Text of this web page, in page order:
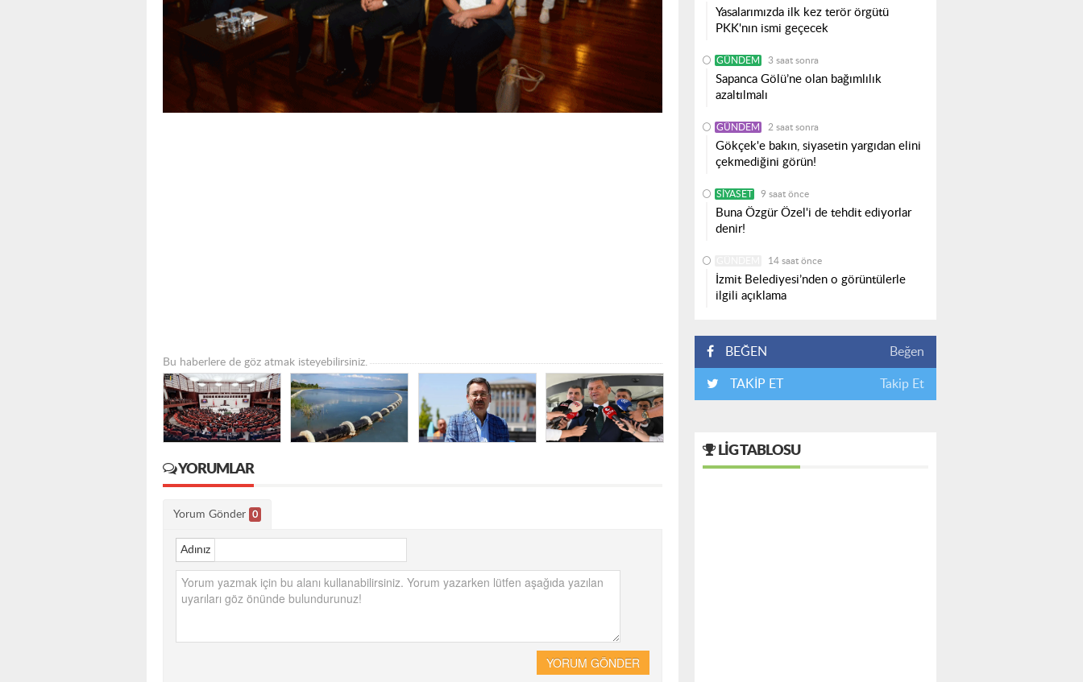
Bu haberlere de göz atmak isteyebilirsiniz.
YORUMLAR
Yorum Gönder 0
Adınız
YORUM GÖNDER
Yasalarımızda ilk kez terör örgütü
PKK'nın ismi geçecek
GÜNDEM 3 saat sonra
Sapanca Gölü’ne olan bağımlılık
azaltılmalı
GÜNDEM 2 saat sonra
Gökçek'e bakın, siyasetin yargıdan elini
çekmediğini görün!
SIYASET 9 saat önce
Buna Özgür Özel'i de tehdit ediyorlar
denir!
14 saat önce
İzmit Belediyesi’nden o görüntülerle
ilgili açıklama
BEĞEN Beğen
TAKİP ET Takip Et
LIG TABLOSU